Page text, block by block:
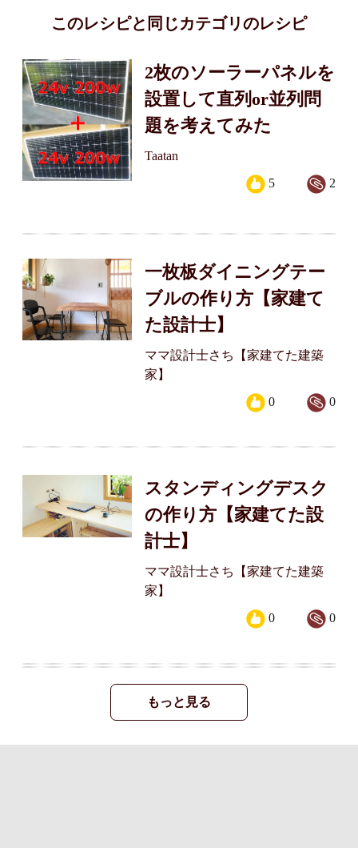
このレシピと同じカテゴリのレシピ
2枚のソーラーパネルを
設置して直列or並列問
題を考えてみた
Taatan
2
5
一枚板ダイニングテー
ブルの作り方【家建て
た設計士】
ママ設計士さち【家建てた建築
家】
0
0
スタンディングデスク
の作り方【家建てた設
計士】
ママ設計士さち【家建てた建築
家】
0
0
もっと見る